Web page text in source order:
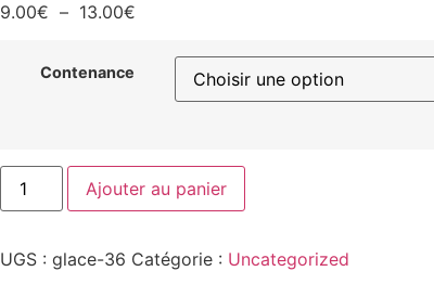
9.00€ – 13.00€
Contenance
Ajouter au panier
UGS : glace-36 Catégorie : Uncategorized